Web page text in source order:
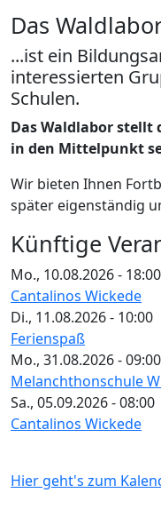
Das
...ist ein
interessierten
Schulen.
Das Waldlabor stellt
in den Mittelpunkt
Wir bieten Ihnen
später eigenständig
Künftige
Mo., 10.08.2026 - 18:00
Cantalinos Wickede
Di., 11.08.2026 - 10:00
Ferienspaß
Mo., 31.08.2026 - 09:00
Melanchthonschule
Sa., 05.09.2026 - 08:00
Cantalinos Wickede
Hier geht's zum